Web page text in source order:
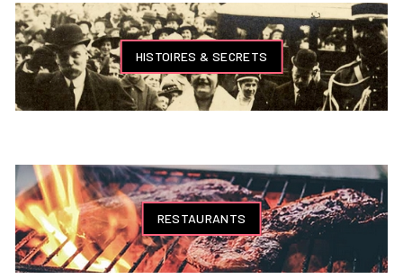
HISTOIRES & SECRETS
RESTAURANTS